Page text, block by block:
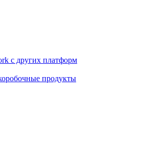
с других платформ
продукты